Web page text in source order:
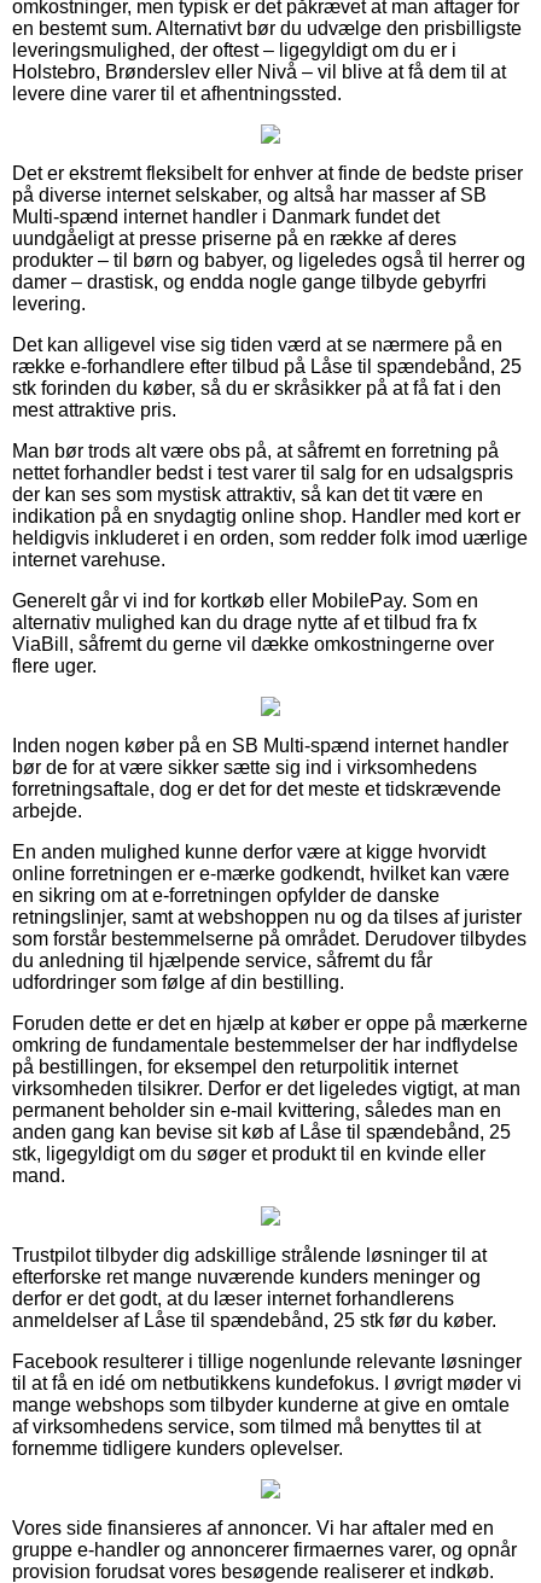
omkostninger, men typisk er det påkrævet at man aftager for
en bestemt sum. Alternativt bør du udvælge den prisbilligste
leveringsmulighed, der oftest – ligegyldigt om du er i
Holstebro, Brønderslev eller Nivå – vil blive at få dem til at
levere dine varer til et afhentningssted.
Det er ekstremt fleksibelt for enhver at finde de bedste priser
på diverse internet selskaber, og altså har masser af SB
Multi-spænd internet handler i Danmark fundet det
uundgåeligt at presse priserne på en række af deres
produkter – til børn og babyer, og ligeledes også til herrer og
damer – drastisk, og endda nogle gange tilbyde gebyrfri
levering.
Det kan alligevel vise sig tiden værd at se nærmere på en
række e-forhandlere efter tilbud på Låse til spændebånd, 25
stk forinden du køber, så du er skråsikker på at få fat i den
mest attraktive pris.
Man bør trods alt være obs på, at såfremt en forretning på
nettet forhandler bedst i test varer til salg for en udsalgspris
der kan ses som mystisk attraktiv, så kan det tit være en
indikation på en snydagtig online shop. Handler med kort er
heldigvis inkluderet i en orden, som redder folk imod uærlige
internet varehuse.
Generelt går vi ind for kortkøb eller MobilePay. Som en
alternativ mulighed kan du drage nytte af et tilbud fra fx
ViaBill, såfremt du gerne vil dække omkostningerne over
flere uger.
Inden nogen køber på en SB Multi-spænd internet handler
bør de for at være sikker sætte sig ind i virksomhedens
forretningsaftale, dog er det for det meste et tidskrævende
arbejde.
En anden mulighed kunne derfor være at kigge hvorvidt
online forretningen er e-mærke godkendt, hvilket kan være
en sikring om at e-forretningen opfylder de danske
retningslinjer, samt at webshoppen nu og da tilses af jurister
som forstår bestemmelserne på området. Derudover tilbydes
du anledning til hjælpende service, såfremt du får
udfordringer som følge af din bestilling.
Foruden dette er det en hjælp at køber er oppe på mærkerne
omkring de fundamentale bestemmelser der har indflydelse
på bestillingen, for eksempel den returpolitik internet
virksomheden tilsikrer. Derfor er det ligeledes vigtigt, at man
permanent beholder sin e-mail kvittering, således man en
anden gang kan bevise sit køb af Låse til spændebånd, 25
stk, ligegyldigt om du søger et produkt til en kvinde eller
mand.
Trustpilot tilbyder dig adskillige strålende løsninger til at
efterforske ret mange nuværende kunders meninger og
derfor er det godt, at du læser internet forhandlerens
anmeldelser af Låse til spændebånd, 25 stk før du køber.
Facebook resulterer i tillige nogenlunde relevante løsninger
til at få en idé om netbutikkens kundefokus. I øvrigt møder vi
mange webshops som tilbyder kunderne at give en omtale
af virksomhedens service, som tilmed må benyttes til at
fornemme tidligere kunders oplevelser.
Vores side finansieres af annoncer. Vi har aftaler med en
gruppe e-handler og annoncerer firmaernes varer, og opnår
provision forudsat vores besøgende realiserer et indkøb.